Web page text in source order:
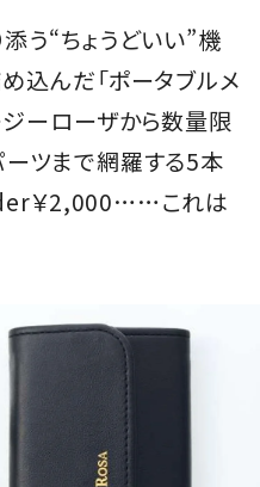
ッププログラム
う“ちょうどいい”機
込んだ「ポータブルメ
ジーローザから数量限
ツまで網羅する5本
￥2,000……これは